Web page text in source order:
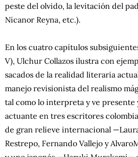
peste del olvido, la levitación del
Nicanor Reyna, etc.).
En los cuatro capítulos
V), Ulchur Collazos ilustra con
sacados de la realidad literaria
manejo revisionista del realismo
tal como lo interpreta y ve presente
actuante en tres escritores
de gran relieve internacional
Restrepo, Fernando Vallejo y